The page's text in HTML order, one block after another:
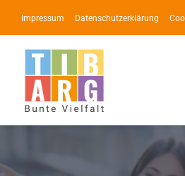
Inhalt
springen
Impressum Datenschutzerklärung